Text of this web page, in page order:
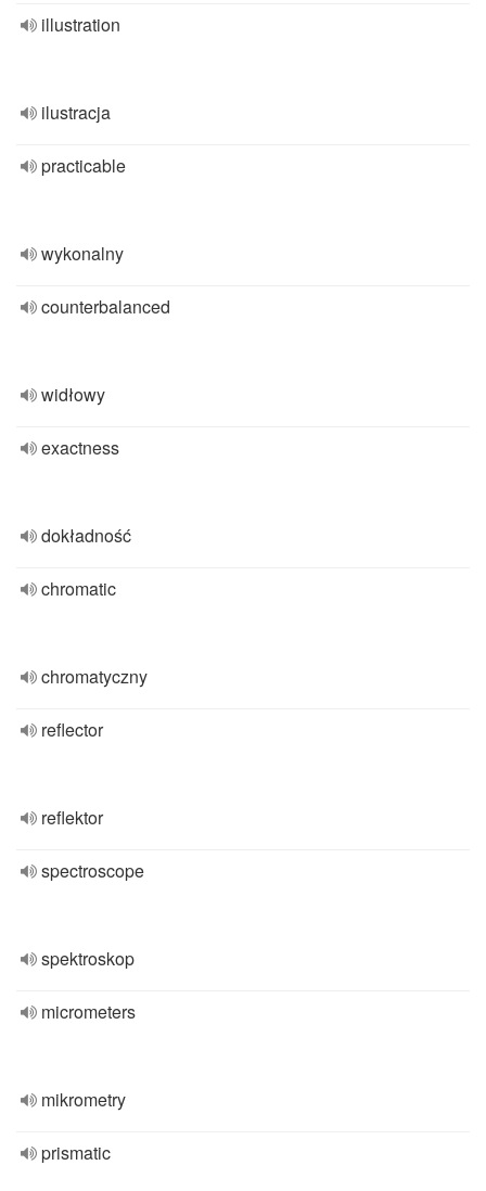
illustration
ilustracja
practicable
wykonalny
counterbalanced
widłowy
exactness
dokładność
chromatic
chromatyczny
reflector
reflektor
spectroscope
spektroskop
micrometers
mikrometry
prismatic